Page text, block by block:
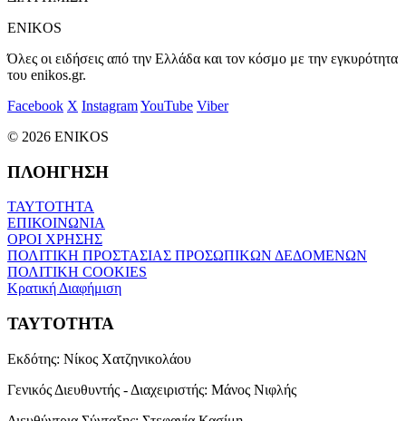
ENIKOS
Όλες οι ειδήσεις από την Ελλάδα και τον κόσμο με την εγκυρότητα
του enikos.gr.
Facebook X InstagramYouTube Viber
© 2026 ENIKOS
ΠΛΟΗΓΗΣΗ
ΤΑΥΤΟΤΗΤΑ
ΕΠΙΚΟΙΝΩΝΙΑ
ΟΡΟΙ ΧΡΗΣΗΣ
ΠΟΛΙΤΙΚΗ ΠΡΟΣΤΑΣΙΑΣ ΠΡΟΣΩΠΙΚΩΝ ΔΕΔΟΜΕΝΩΝ
ΠΟΛΙΤΙΚΗ COOKIES
Κρατική Διαφήμιση
ΤΑΥΤΟΤΗΤΑ
Εκδότης: Νίκος Χατζηνικολάου
Γενικός Διευθυντής - Διαχειριστής: Μάνος Νιφλής